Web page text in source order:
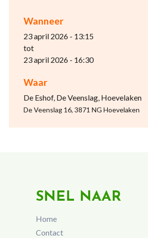
Wanneer
23 april 2026 - 13:15
tot
23 april 2026 - 16:30
Waar
De Eshof, De Veenslag, Hoevelaken
De Veenslag 16, 3871 NG Hoevelaken
SNEL NAAR
Home
Contact